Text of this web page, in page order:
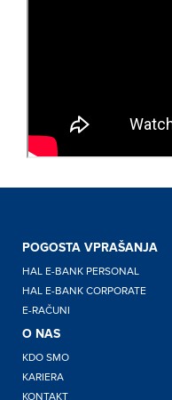
POGOSTA VPRAŠANJA
HAL E-BANK PERSONAL
HAL E-BANK CORPORATE
E-RAČUNI
O NAS
KDO SMO
KARIERA
KONTAKT